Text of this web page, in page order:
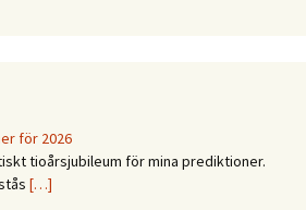
för 2026
tioårsjubileum för mina prediktioner.
[…]